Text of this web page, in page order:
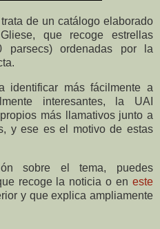
de un catálogo elaborado
que recoge estrellas
ordenadas por la
identificar más fácilmente a
interesantes, la UAI
más llamativos junto a
y ese es el motivo de estas
sobre el tema, puedes
recoge la noticia o en este
y que explica ampliamente